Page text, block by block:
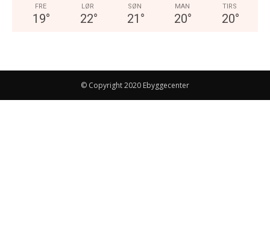
FRE
19°
LØR
22°
SØN
21 °
MAN
20°
TIRS
20°
© Copyright 2020 Ebyggecenter